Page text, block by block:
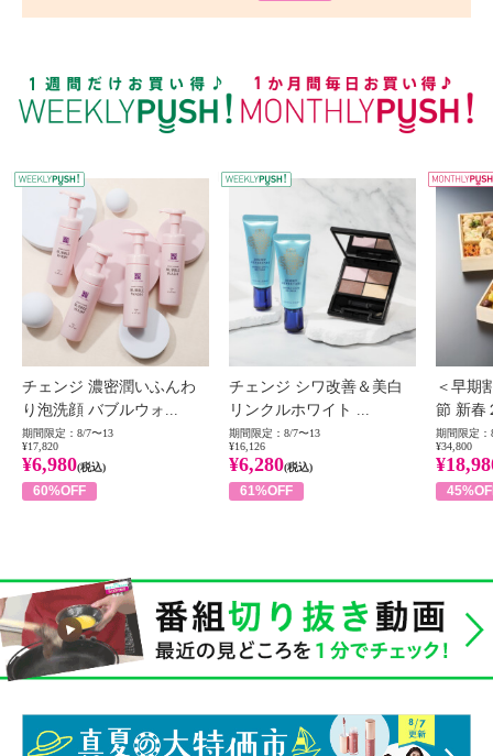
WEEKLY PUSH
チェンジ 濃密潤いふんわ
り泡洗顔 バブルウォ...
期間限定：8/7〜13
¥17,820
¥6,980(税込)
60%OFF
チェンジ シワ改善＆美白
リンクルホワイト ...
期間限定：8/7〜13
¥16,126
¥6,280(税込)
61%OFF
＜早期
節 新春
期間限定：
¥34,800